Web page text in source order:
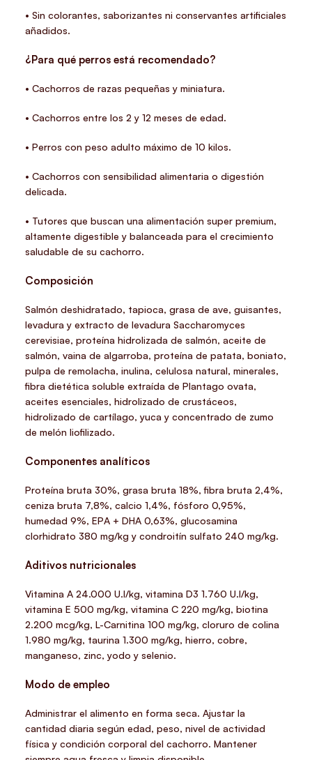
• Sin colorantes, saborizantes ni conservantes artificiales
añadidos.
¿Para qué perros está recomendado?
• Cachorros de razas pequeñas y miniatura.
• Cachorros entre los 2 y 12 meses de edad.
• Perros con peso adulto máximo de 10 kilos.
• Cachorros con sensibilidad alimentaria o digestión
delicada.
• Tutores que buscan una alimentación super premium,
altamente digestible y balanceada para el crecimiento
saludable de su cachorro.
Composición
Salmón deshidratado, tapioca, grasa de ave, guisantes,
levadura y extracto de levadura Saccharomyces
cerevisiae, proteína hidrolizada de salmón, aceite de
salmón, vaina de algarroba, proteína de patata, boniato,
pulpa de remolacha, inulina, celulosa natural, minerales,
fibra dietética soluble extraída de Plantago ovata,
aceites esenciales, hidrolizado de crustáceos,
hidrolizado de cartílago, yuca y concentrado de zumo
de melón liofilizado.
Componentes analíticos
Proteína bruta 30%, grasa bruta 18%, fibra bruta 2,4%,
ceniza bruta 7,8%, calcio 1,4%, fósforo 0,95%,
humedad 9%, EPA + DHA 0,63%, glucosamina
clorhidrato 380 mg/kg y condroitín sulfato 240 mg/kg.
Aditivos nutricionales
Vitamina A 24.000 U.I/kg, vitamina D3 1.760 U.I/kg,
vitamina E 500 mg/kg, vitamina C 220 mg/kg, biotina
2.200 mcg/kg, L-Carnitina 100 mg/kg, cloruro de colina
1.980 mg/kg, taurina 1.300 mg/kg, hierro, cobre,
manganeso, zinc, yodo y selenio.
Modo de empleo
Administrar el alimento en forma seca. Ajustar la
cantidad diaria según edad, peso, nivel de actividad
física y condición corporal del cachorro. Mantener